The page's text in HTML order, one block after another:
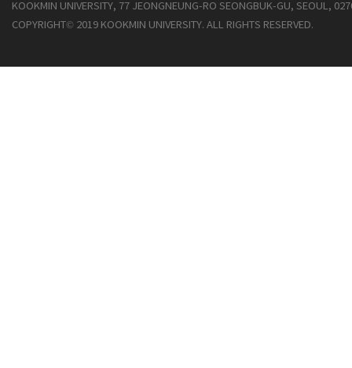
KOOKMIN UNIVERSITY, 77 JEONGNEUNG-RO SEONGBUK-GU, SEOUL,
COPYRIGHT© 2019 KOOKMIN UNIVERSITY. ALL RIGHTS RESERVED.